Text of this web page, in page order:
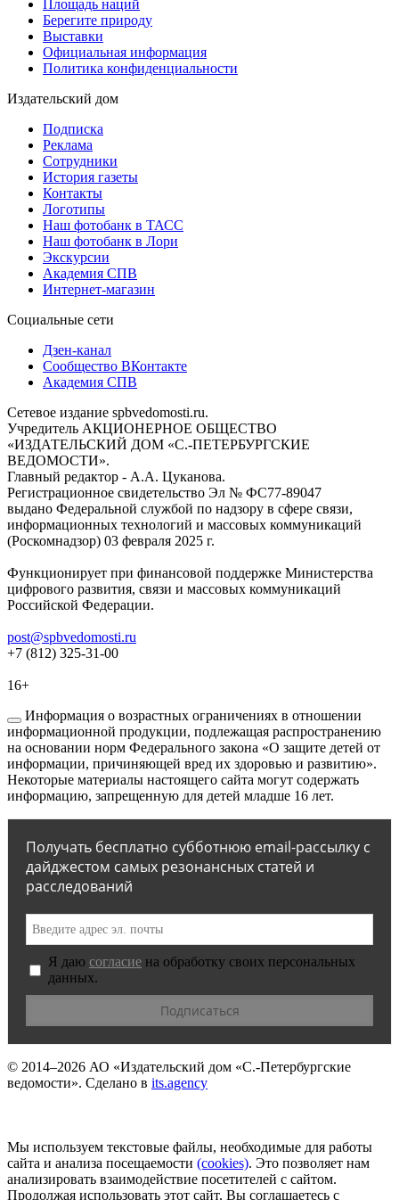
Площадь наций
Берегите природу
Выставки
Официальная информация
Политика конфиденциальности
Издательский дом
Подписка
Реклама
Сотрудники
История газеты
Контакты
Логотипы
Наш фотобанк в ТАСС
Наш фотобанк в Лори
Экскурсии
Академия СПВ
Интернет-магазин
Социальные сети
Дзен-канал
Сообщество ВКонтакте
Академия СПВ
Сетевое издание spbvedomosti.ru.
Учредитель АКЦИОНЕРНОЕ ОБЩЕСТВО
«ИЗДАТЕЛЬСКИЙ ДОМ «С.-ПЕТЕРБУРГСКИЕ
ВЕДОМОСТИ».
Главный редактор - А.А. Цуканова.
Регистрационное свидетельство Эл № ФС77-89047
выдано Федеральной службой по надзору в сфере связи,
информационных технологий и массовых коммуникаций
(Роскомнадзор) 03 февраля 2025 г.
Функционирует при финансовой поддержке Министерства
цифрового развития, связи и массовых коммуникаций
Российской Федерации.
post@spbvedomosti.ru
+7 (812) 325-31-00
16+
Информация о возрастных ограничениях в отношении
информационной продукции, подлежащая распространению
на основании норм Федерального закона «О защите детей от
информации, причиняющей вред их здоровью и развитию».
Некоторые материалы настоящего сайта могут содержать
информацию, запрещенную для детей младше 16 лет.
Получать бесплатно субботнюю email-рассылку с
дайджестом самых резонансных статей и
расследований
Я даю согласие на обработку своих персональных
данных.
© 2014–2026 АО «Издательский дом «С.-Петербургские
ведомости». Сделано в its.agency
Мы используем текстовые файлы, необходимые для работы
сайта и анализа посещаемости (сookies). Это позволяет нам
анализировать взаимодействие посетителей с сайтом.
Продолжая использовать этот сайт, Вы соглашаетесь с